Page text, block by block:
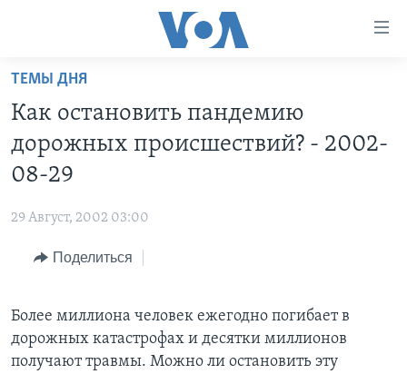
Перейти
основной
контент
Перейти
основной
навигации
Перейти
ИТОГИ
ПОЧЕМУ ЭТО ВАЖНО?
НЬЮ-ЙОРК NEW YORK
ПРОЕКТЫ
НАША АМЕРИКАНСКАЯ ИСТОРИЯ
А КАК В АМЕРИКЕ?
ТЕСТЫ
ИНТЕРВЬЮ
ФАКТЫ ПРОТИВ ФЕЙКОВ
УЧИМ АНГЛИЙСКИЙ
ВИДЕО
ТЕМЫ ДНЯ
Как остановить пандемию
дорожных происшествий? - 2002-
08-29
29 Август, 2002 03:00
Поделиться
Более миллиона человек ежегодно погибает в
дорожных катастрофах и десятки миллионов
получают травмы. Можно ли остановить эту